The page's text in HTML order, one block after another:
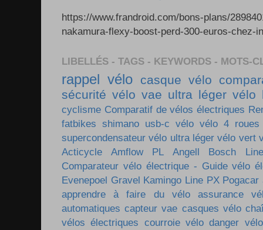
https://www.frandroid.com/bons-plans/
nakamura-flexy-boost-perd-300-euros-
LIBELLÉS - TAGS - KEYWORDS - MOTS-
rappel vélo casque vélo
sécurité vélo vae ultra léger vélo
cyclisme Comparatif de vélos électriques
fatbikes shimano usb-c vélo vélo 4 roues
supercondensateur vélo ultra léger vélo vert
Acticycle
Amflow PL Angell
Bosch
Comparateur vélo électrique - Guide vélo
Evenepoel Gravel Kamingo Line PX Pogacar
apprendre à faire du vélo
assurance
automatiques capteur vae casques vélo
vélos électriques courroie vélo danger vélo